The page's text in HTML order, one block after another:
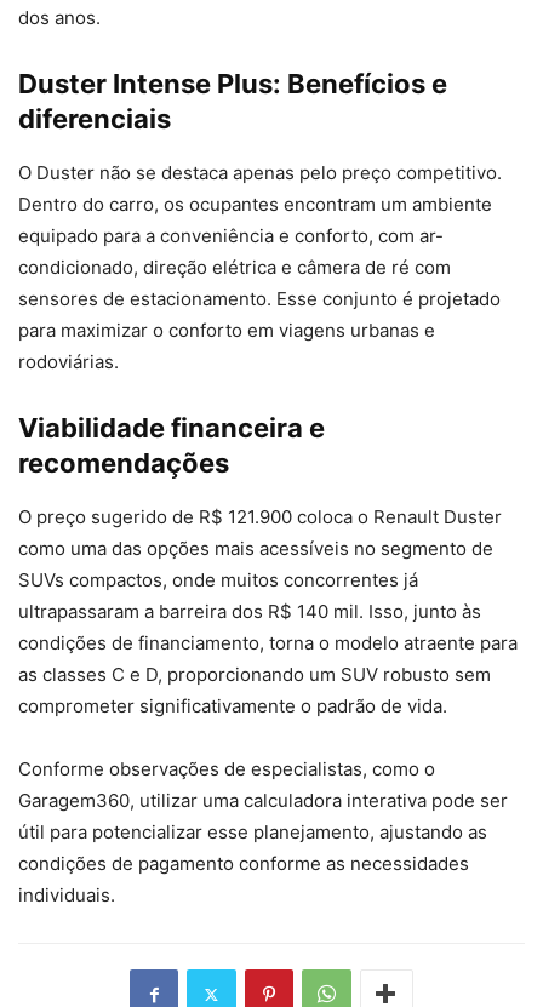
dos anos.
Duster Intense Plus: Benefícios e
diferenciais
O Duster não se destaca apenas pelo preço competitivo.
Dentro do carro, os ocupantes encontram um ambiente
equipado para a conveniência e conforto, com ar-
condicionado, direção elétrica e câmera de ré com
sensores de estacionamento. Esse conjunto é projetado
para maximizar o conforto em viagens urbanas e
rodoviárias.
Viabilidade financeira e
recomendações
O preço sugerido de R$ 121.900 coloca o Renault Duster
como uma das opções mais acessíveis no segmento de
SUVs compactos, onde muitos concorrentes já
ultrapassaram a barreira dos R$ 140 mil. Isso, junto às
condições de financiamento, torna o modelo atraente para
as classes C e D, proporcionando um SUV robusto sem
comprometer significativamente o padrão de vida.
Conforme observações de especialistas, como o
Garagem360, utilizar uma calculadora interativa pode ser
útil para potencializar esse planejamento, ajustando as
condições de pagamento conforme as necessidades
individuais.